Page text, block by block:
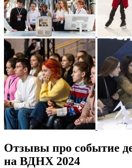
Отзывы про событие
на ВДНХ 2024